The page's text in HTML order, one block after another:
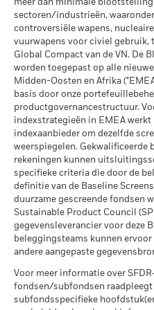
andere valuta dan die
prestaties in het verleden.
extreme
MSCI ESG % Dekking
per 17/jul/2026
MSCI ESG-kwaliteitsscore –
Percentiel peer
per 17/jul/2026
Fondsen in peergroup
per 17/jul/2026
MSCI Gewogen Gemiddelde
Koolstofintensiteit % Dekking
per 17/jul/2026
Alle data komen van MSCI
17/jul/2026, op basis van
duurzaamheidskenmerken
van tijd tot tijd verschillen van
Om in MSCI ESG Fund
65% (of 50% voor
van de brutoweging van het
door MSCI ESG Research zijn
MSCI – Oliezand
per 30/jun/2026
Betrokkenheid van
bedrijfsleven Dekking
per 30/jun/2026
Percentage niet-gedekt
Fonds
per 30/jun/2026
De blootstellingen van
het bedrijfsleven, zoals
Ketelkool en Oliezand,
voor bedrijven die meer dan
genereren uit ketelkool of
inkomsten genereren uit
inkomstendrempel van 0%),
Research, geldt het volgende:
meer dan minimale blootstelling
sectoren/industrieën,
controversiële wapens,
vuurwapens voor civiel gebruik,
Global Compact van de VN. De
worden toegepast op alle
Midden-Oosten en Afrika
basis door onze
productgovernancestructuur.
indexstrategieën in EMEA werkt
indexaanbieder om dezelfde
weerspiegelen. Gekwalificeerde
rekeningen kunnen
specifieke criteria die door de
definitie van de Baseline
duurzame gescreende fondsen
Sustainable Product Council
gegevensleverancier voor deze
beleggingsteams kunnen
andere aangepaste
Voor meer informatie over
fondsen/subfondsen
subfondsspecifieke